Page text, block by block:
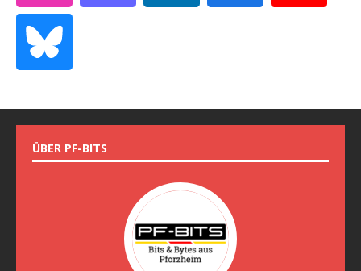
ÜBER PF-BITS